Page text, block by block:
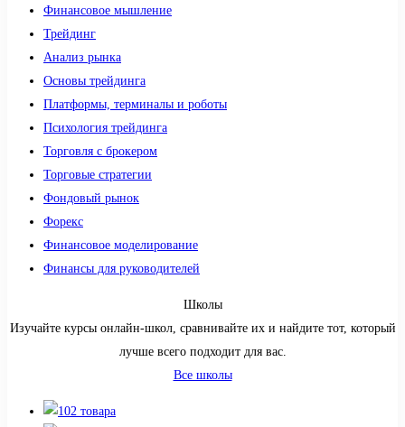
Финансовое мышление
Трейдинг
Анализ рынка
Основы трейдинга
Платформы, терминалы и роботы
Психология трейдинга
Торговля с брокером
Торговые стратегии
Фондовый рынок
Форекс
Финансовое моделирование
Финансы для руководителей
Школы
Изучайте курсы онлайн-школ, сравнивайте их и найдите тот, который
лучше всего подходит для вас.
Все школы